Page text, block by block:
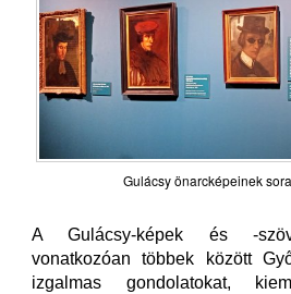
Gulácsy önarcképeinek
A Gulácsy-képek és -
vonatkozóan többek között
izgalmas gondolatokat,